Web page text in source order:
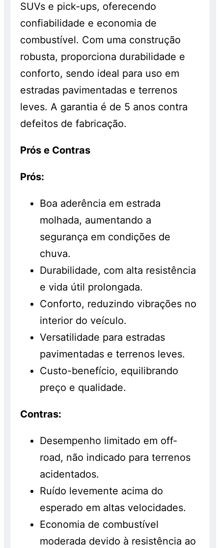
SUVs e pick-ups, oferecendo
confiabilidade e economia de
combustível. Com uma construção
robusta, proporciona durabilidade e
conforto, sendo ideal para uso em
estradas pavimentadas e terrenos
leves. A garantia é de 5 anos contra
defeitos de fabricação.
Prós e Contras
Prós:
Boa aderência em estrada
molhada, aumentando a
segurança em condições de
chuva.
Durabilidade, com alta resistência
e vida útil prolongada.
Conforto, reduzindo vibrações no
interior do veículo.
Versatilidade para estradas
pavimentadas e terrenos leves.
Custo-benefício, equilibrando
preço e qualidade.
Contras:
Desempenho limitado em off-
road, não indicado para terrenos
acidentados.
Ruído levemente acima do
esperado em altas velocidades.
Economia de combustível
moderada devido à resistência ao